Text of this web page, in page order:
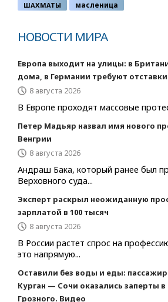
ШАХМАТЫ масленица
НОВОСТИ МИРА
Европа выходит на улицы: в
дома, в Германии требуют
8 августа 2026
В Европе проходят массовые
Петер Мадьяр назвал имя нового
Венгрии
8 августа 2026
Андраш Бака, который ранее был
Верховного суда...
Эксперт раскрыл неожиданную
зарплатой в 100 тысяч
8 августа 2026
В России растет спрос на
это напрямую...
Оставили без воды и еды:
Курган — Сочи оказались заперты
Грозного. Видео